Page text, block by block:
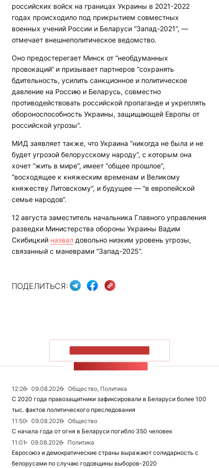
российских войск на границах Украины в 2021-2022
годах происходило под прикрытием совместных
военных учений России и Беларуси “Запад-2021“, —
отмечает внешнеполитическое ведомство.
Оно предостерегает Минск от “необдуманных
провокаций“ и призывает партнеров “сохранять
бдительность, усилить санкционное и политическое
давление на Россию и Беларусь, совместно
противодействовать российской пропаганде и укреплять
обороноспособность Украины, защищающей Европы от
российской угрозы“.
МИД заявляет также, что Украина “никогда не была и не
будет угрозой белорусскому народу“, с которым она
хочет “жить в мире“, имеет “общее прошлое“,
“восходящее к княжеским временам и Великому
княжеству Литовскому“, и будущее — “в европейской
семье народов“.
12 августа заместитель начальника Главного управления
разведки Министерства обороны Украины Вадим
Скибицкий назвал довольно низким уровень угрозы,
связанный с маневрами “Запад-2025“.
ПОДЕЛИТЬСЯ:
12:26 09.08.2026
Общество, Политика
С 2020 года правозащитники зафиксировали в Беларуси более 100
тыс. фактов политического преследования
11:50
09.08.2026
Общество
С начала года от огня в Беларуси погибло 350 человек
11:01
09.08.2026
Политика
Евросоюз и демократические страны выражают солидарность с
белорусами по случаю годовщины выборов-2020